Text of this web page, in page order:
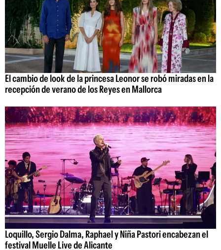
El cambio de look de la princesa Leonor se robó miradas en la
recepción de verano de los Reyes en Mallorca
Loquillo, Sergio Dalma, Raphael y Niña Pastori encabezan el
festival Muelle Live de Alicante